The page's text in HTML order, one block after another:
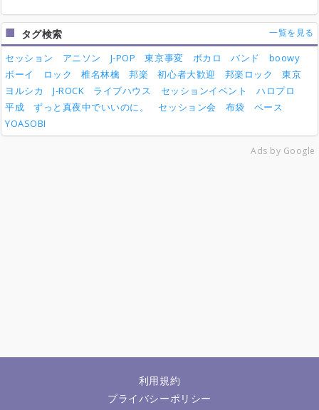
タグ検索 一覧を見る
セッション アニソン J-POP 東京事変 ボカロ バンド
boowy
ボーイ
ロック 椎名林檎 邦楽 初心者大歓迎 邦楽ロック
東京
ヨルシカ
J-ROCK ライブハウス セッションイベント
ハロプロ
平成
ずっと真夜中でいいのに。 セッション会 布袋
ベース
YOASOBI
Ads by Google
利用規約
プライバシーポリシー